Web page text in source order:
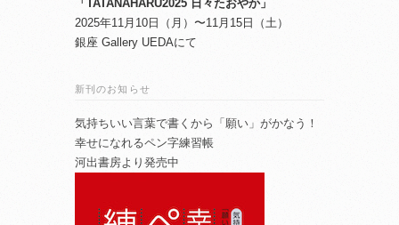
「TATANAHARU2025 日々たおやか」
2025年11月10日（月）〜11月15日（土）
銀座 Gallery UEDAにて
新刊のお知らせ
気持ちいい言葉で書くから「願い」がかなう！
幸せになれるペン字練習帳
河出書房より発売中